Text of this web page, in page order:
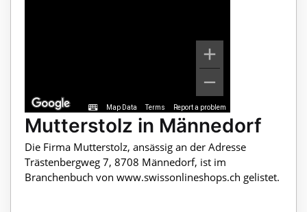
Map Data Terms Report a problem
Mutterstolz in Männedorf
Die Firma Mutterstolz, ansässig an der Adresse
Trästenbergweg 7, 8708 Männedorf, ist im
Branchenbuch von www.swissonlineshops.ch gelistet.